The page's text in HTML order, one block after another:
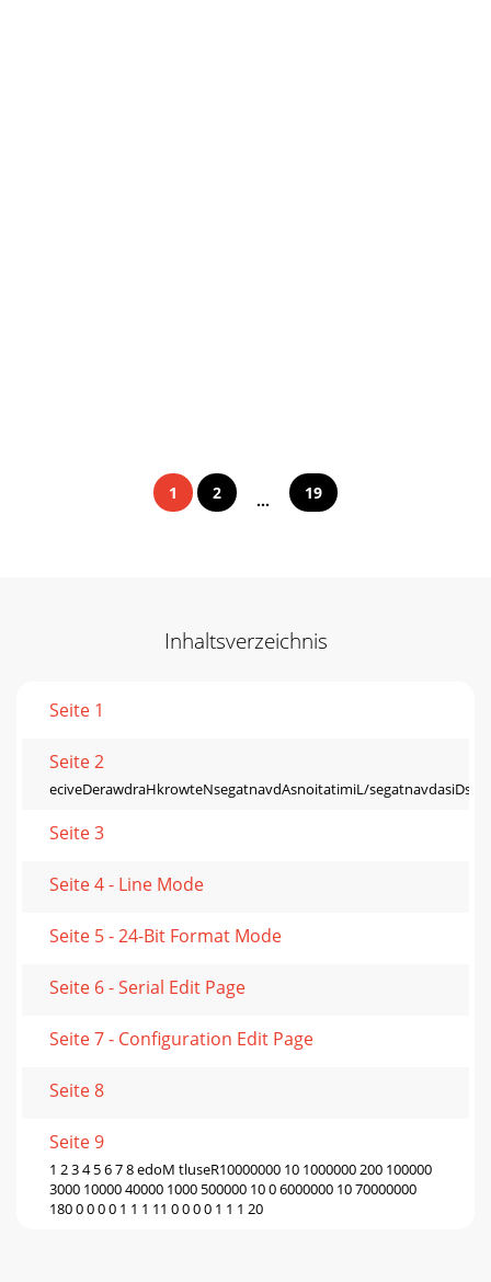
1 2 ... 19
Inhaltsverzeichnis
Seite 1
Seite 2
eciveDerawdraHkrowteNsegatnavdAsnoitatimiL/
Seite 3
Seite 4 - Line Mode
Seite 5 - 24-Bit Format Mode
Seite 6 - Serial Edit Page
Seite 7 - Configuration Edit Page
Seite 8
Seite 9
1 2 3 4 5 6 7 8 edoM tluseR10000000 10 1000000 200 100000
3000 10000 40000 1000 500000 10 0 6000000 10 70000000
180 0 0 0 0 1 1 1 11 0 0 0 0 1 1 1 20